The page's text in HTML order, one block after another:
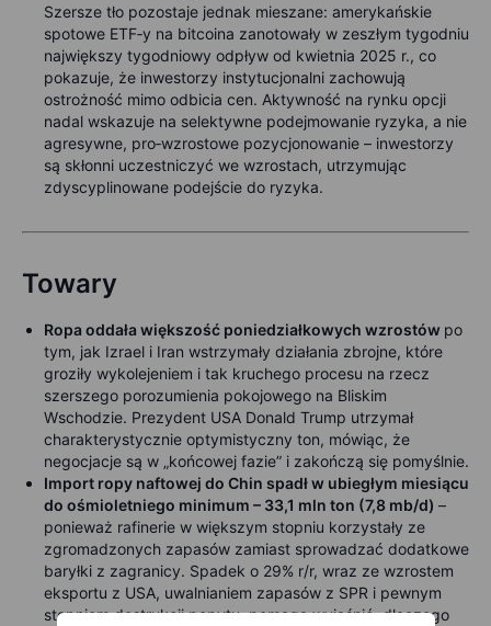
Szersze tło pozostaje jednak mieszane: amerykańskie
spotowe ETF‑y na bitcoina zanotowały w zeszłym tygodniu
największy tygodniowy odpływ od kwietnia 2025 r., co
pokazuje, że inwestorzy instytucjonalni zachowują
ostrożność mimo odbicia cen. Aktywność na rynku opcji
nadal wskazuje na selektywne podejmowanie ryzyka, a nie
agresywne, pro‑wzrostowe pozycjonowanie – inwestorzy
są skłonni uczestniczyć we wzrostach, utrzymując
zdyscyplinowane podejście do ryzyka.
Towary
Ropa oddała większość poniedziałkowych wzrostów po
tym, jak Izrael i Iran wstrzymały działania zbrojne, które
groziły wykolejeniem i tak kruchego procesu na rzecz
szerszego porozumienia pokojowego na Bliskim
Wschodzie. Prezydent USA Donald Trump utrzymał
charakterystycznie optymistyczny ton, mówiąc, że
negocjacje są w „końcowej fazie” i zakończą się pomyślnie.
Import ropy naftowej do Chin spadł w ubiegłym miesiącu
do ośmioletniego minimum – 33,1 mln ton (7,8 mb/d) –
ponieważ rafinerie w większym stopniu korzystały ze
zgromadzonych zapasów zamiast sprowadzać dodatkowe
baryłki z zagranicy. Spadek o 29% r/r, wraz ze wzrostem
eksportu z USA, uwalnianiem zapasów z SPR i pewnym
stopniem destrukcji popytu, pomaga wyjaśnić, dlaczego